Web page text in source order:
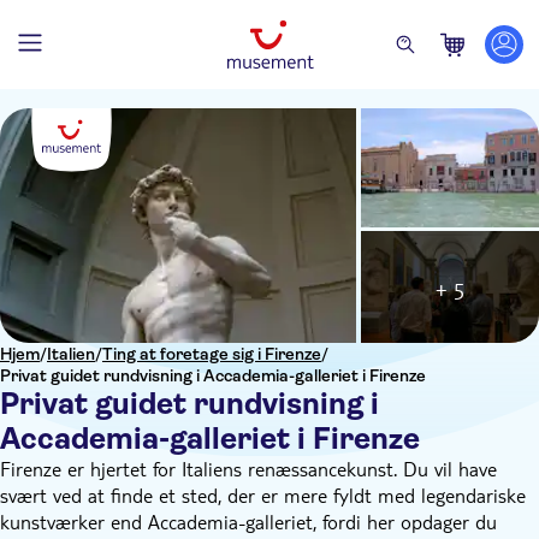
Hjem/Italien/Ting at foretage sig i Firenze/
Privat guidet rundvisning i Accademia-galleriet i Firenze
Privat guidet rundvisning i
Accademia-galleriet i Firenze
+ 5
Firenze er hjertet for Italiens renæssancekunst. Du vil have
svært ved at finde et sted, der er mere fyldt med legendariske
kunstværker end Accademia-galleriet, fordi her opdager du